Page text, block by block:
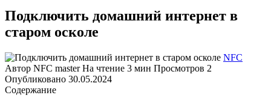
Подключить домашний интернет в
старом осколе
NFC
Автор NFC master На чтение 3 мин Просмотров 2
Опубликовано 30.05.2024
Содержание